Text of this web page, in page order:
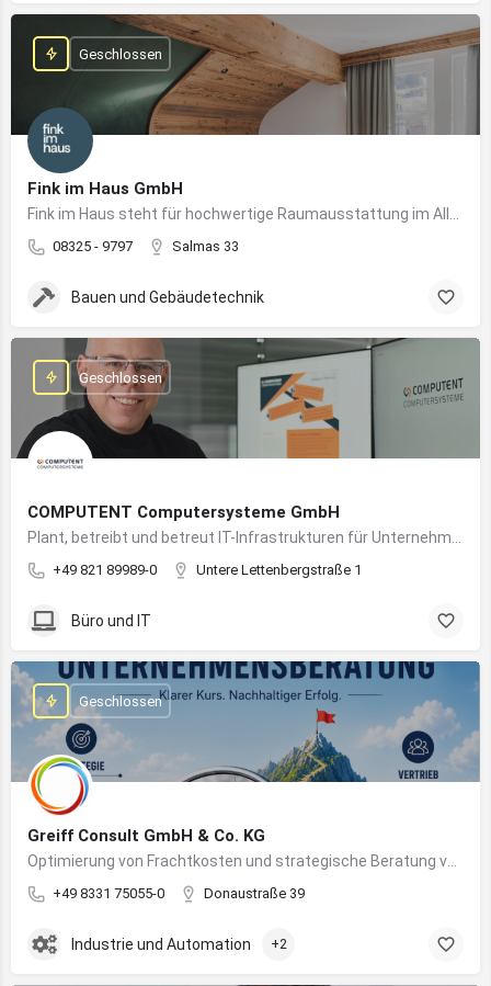
Fink im Haus GmbH
08325 - 9797 Salmas 33
Geschlossen
Bauen und Gebäudetechnik
COMPUTENT Computersysteme GmbH
+49 821 89989-0 Untere Lettenbergstraße 1
Geschlossen
Büro und IT
Greiff Consult GmbH & Co. KG
+49 8331 75055-0 Donaustraße 39
Geschlossen
Industrie und Automation +2